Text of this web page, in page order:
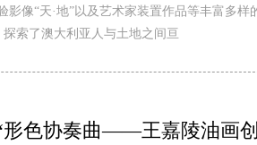
影像“天·地”以及艺术家装置作品等丰富多
索了澳大利亚人与土地之间亘
形色协奏曲——王嘉陵油画